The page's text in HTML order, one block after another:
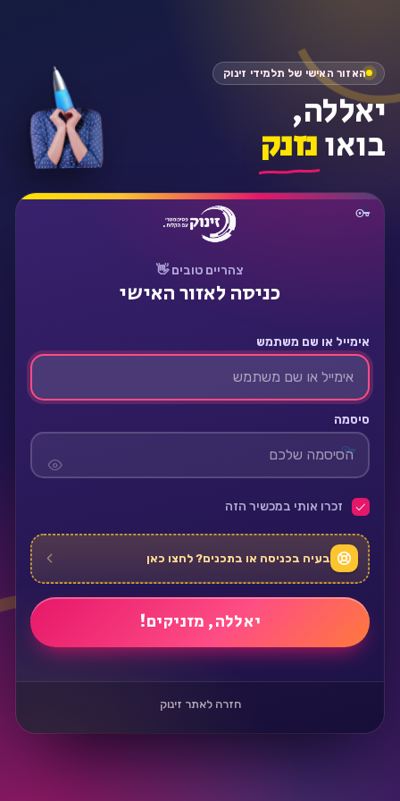
צהריים טובים 👋
כניסה לאזור האישי
אימייל או שם משתמש
סיסמה
זכרו אותי במכשיר הזה
בעיה בכניסה או בתכנים? לחצו כאן
חזרה לאתר זינוק
האזור האישי של תלמידי זינוק
יאללה,
בואונזנק